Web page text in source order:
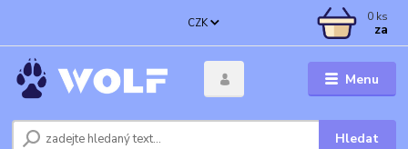
Menu
CZK
Hledat
0 ks
za